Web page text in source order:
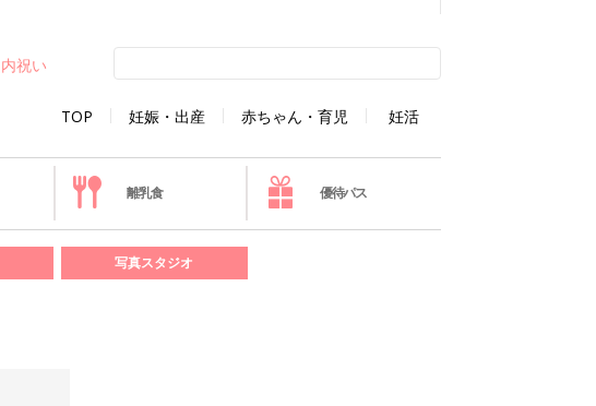
TOP 妊娠・出産 赤ちゃん・育児 妊活
内祝い
離乳食 優待パス
写真スタジオ